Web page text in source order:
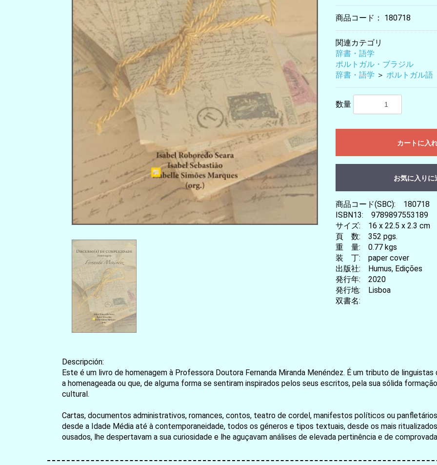
商品コード： 180718
関連カテゴリ
辞書・語学
ポルトガル・ブラジル
辞書・語学 ＞ ポルトガル語
数量
カートに入
お気に入りに
商品コード(SBC): 180718
ISBN13: 9789897553189
サイズ: 16 x 22.5 x 2.3 cm
頁 数: 352 pgs.
重 量: 0.77 kgs
装 丁: paper cover
出版社: Humus, Edições
発行年: 2020
発行地: Lisboa
双書名:
Descripción:
Este é um livro de homenagem à Professora Doutora Fernanda Miranda Menéndez. É um tributo de
a homenageada ou que, de alguma forma se sentiram inspirados pelos seus escritos, pela sua sólida
cultural.
Cartas, documentos administrativos, romances, contos, teatro de cordel, manifestos políticos ou
desde a Idade Média até à contemporaneidade, todos os géneros e tipos textuais, desde os mais
ousados, lhe despertavam a sua curiosidade e lhe aguçavam análises de elevada pertinência e de